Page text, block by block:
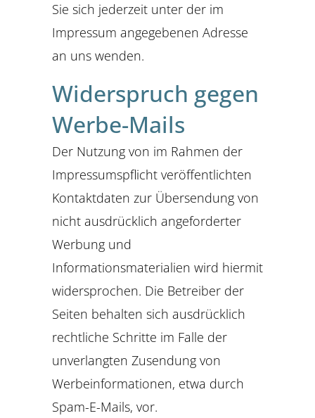
Sie sich jederzeit unter der im
Impressum angegebenen Adresse
an uns wenden.
Widerspruch gegen
Werbe-Mails
Der Nutzung von im Rahmen der
Impressumspflicht veröffentlichten
Kontaktdaten zur Übersendung von
nicht ausdrücklich angeforderter
Werbung und
Informationsmaterialien wird hiermit
widersprochen. Die Betreiber der
Seiten behalten sich ausdrücklich
rechtliche Schritte im Falle der
unverlangten Zusendung von
Werbeinformationen, etwa durch
Spam-E-Mails, vor.